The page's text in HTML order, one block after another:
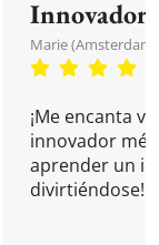
Innovador
Marie (Amsterdam,
¡Me encanta
innovador
aprender un
divirtiéndose!